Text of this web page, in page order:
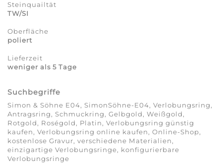
Steinquailtät
TW/SI
Oberfläche
poliert
Lieferzeit
weniger als 5 Tage
Suchbegriffe
Simon & Söhne E04, SimonSöhne-E04, Verlobungsring,
Antragsring, Schmuckring, Gelbgold, Weißgold,
Rotgold, Roségold, Platin, Verlobungsring günstig
kaufen, Verlobungsring online kaufen, Online-Shop,
kostenlose Gravur, verschiedene Materialien,
einzigartige Verlobungsringe, konfigurierbare
Verlobungsringe